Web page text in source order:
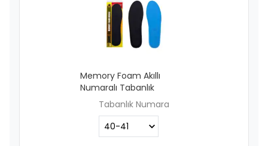
Memory Foam Akıllı
Numaralı Tabanlık
Tabanlık Numara